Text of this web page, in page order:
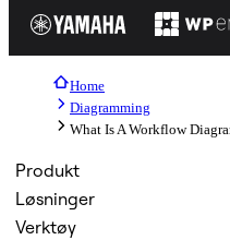
Home
Diagramming
What Is A Workflow
Produkt
Løsninger
Verktøy